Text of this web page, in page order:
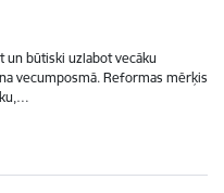
būtiski uzlabot vecāku
vecumposmā. Reformas mērķis